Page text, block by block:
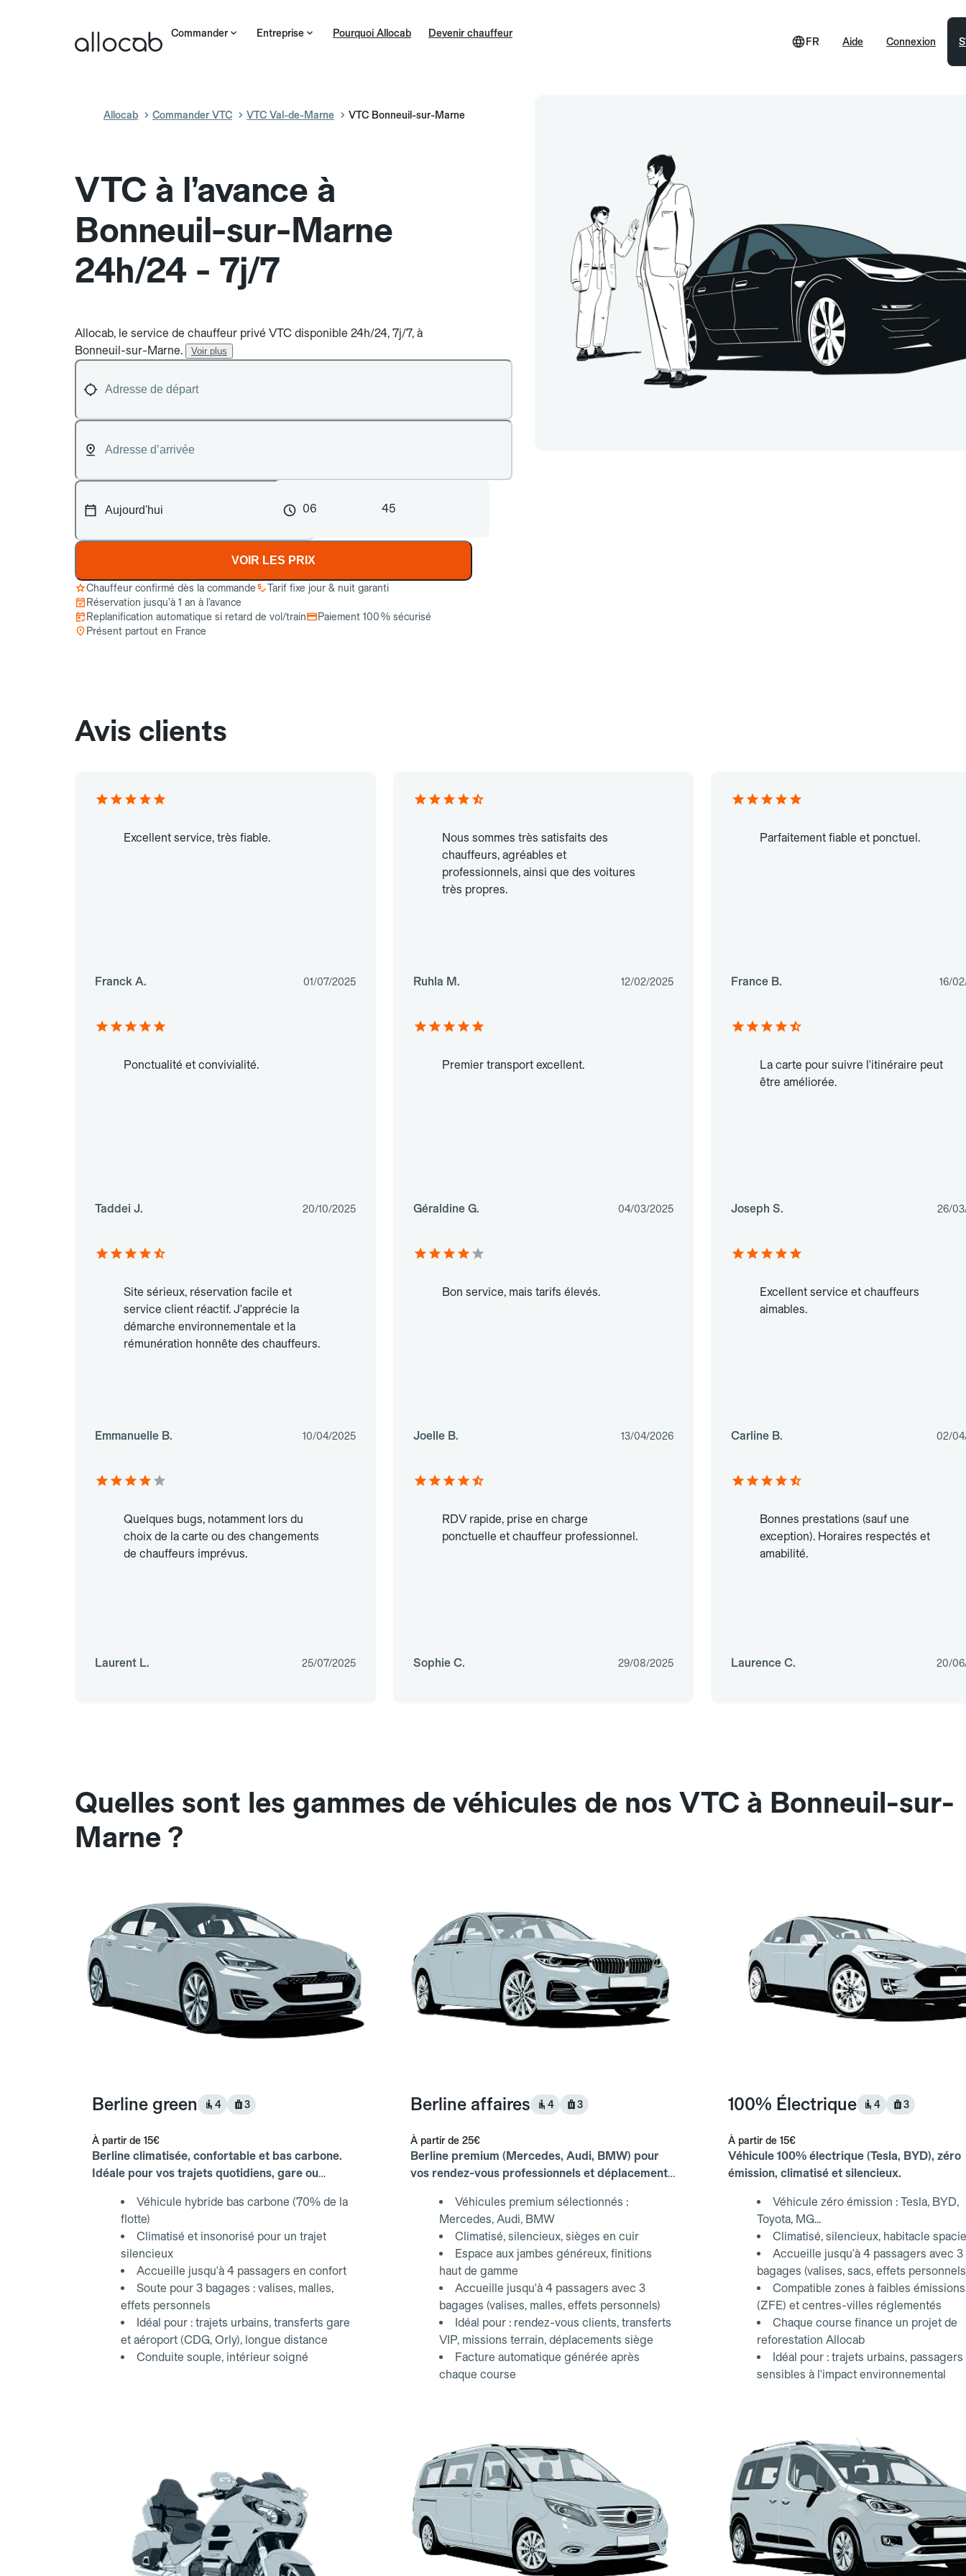
Commander Entreprise Pourquoi Allocab Devenir chauffeur
Aide
FR Connexion
Allocab Commander VTC VTC Val-de-Marne VTC Bonneuil-sur-Marne
VTC à l’avance à
Bonneuil-sur-Marne
24h/24 - 7j/7
Allocab, le service de chauffeur privé VTC disponible 24h/24, 7j/7, à
Bonneuil-sur-Marne.
Voir plus
06 45
VOIR LES PRIX
Chauffeur confirmé dès la commande
Tarif fixe jour & nuit garanti
Réservation jusqu’à 1 an à l’avance
Replanification automatique si retard de vol/train
Paiement 100 % sécurisé
Présent partout en France
Avis clients
Excellent service, très fiable.
Franck A. 01/07/2025
Nous sommes très satisfaits des
chauffeurs, agréables et
professionnels, ainsi que des voitures
très propres.
Ruhla M. 12/02/2025
Parfaitement fiable et ponctuel.
France B. 16/
Ponctualité et convivialité.
Taddei J. 20/10/2025
Premier transport excellent.
Géraldine G. 04/03/2025
La carte pour suivre l'itinéraire peut
être améliorée.
Joseph S. 26/
Site sérieux, réservation facile et
service client réactif. J'apprécie la
démarche environnementale et la
rémunération honnête des chauffeurs.
Emmanuelle B. 10/04/2025
Bon service, mais tarifs élevés.
Joelle B. 13/04/2026
Excellent service et chauffeurs
aimables.
Carline B. 02/
Quelques bugs, notamment lors du
choix de la carte ou des changements
de chauffeurs imprévus.
Laurent L. 25/07/2025
RDV rapide, prise en charge
ponctuelle et chauffeur professionnel.
Sophie C. 29/08/2025
Bonnes prestations (sauf une
exception). Horaires respectés et
amabilité.
Laurence C. 20/
Quelles sont les gammes de véhicules de nos VTC à Bonneuil-sur-
Marne ?
Berline green 4 3
À partir de 15€
Berline climatisée, confortable et bas carbone.
Idéale pour vos trajets quotidiens, gare ou
Véhicule hybride bas carbone (70% de la
flotte)
Climatisé et insonorisé pour un trajet
silencieux
Accueille jusqu'à 4 passagers en confort
Soute pour 3 bagages : valises, malles,
effets personnels
Idéal pour : trajets urbains, transferts gare
et aéroport (CDG, Orly), longue distance
Conduite souple, intérieur soigné
Berline affaires 4 3
À partir de 25€
Berline premium (Mercedes, Audi, BMW) pour
vos rendez-vous professionnels et déplacements
Véhicules premium sélectionnés :
Mercedes, Audi, BMW
Climatisé, silencieux, sièges en cuir
Espace aux jambes généreux, finitions
haut de gamme
Accueille jusqu'à 4 passagers avec 3
bagages (valises, malles, effets personnels)
Idéal pour : rendez-vous clients, transferts
VIP, missions terrain, déplacements siège
Facture automatique générée après
chaque course
100% Électrique 4 3
À partir de 15€
Véhicule 100% électrique (Tesla, BYD), zéro
émission, climatisé et silencieux.
Véhicule zéro émission : Tesla, BYD,
Toyota, MG...
Climatisé, silencieux, habitacle
Accueille jusqu'à 4 passagers avec 3
bagages (valises, sacs, effets
Compatible zones à faibles émissions
(ZFE) et centres-villes réglementés
Chaque course finance un projet de
reforestation Allocab
Idéal pour : trajets urbains, passagers
sensibles à l'impact environnemental